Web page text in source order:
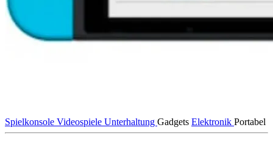
Spielkonsole Videospiele Unterhaltung Gadgets Elektronik Portabel